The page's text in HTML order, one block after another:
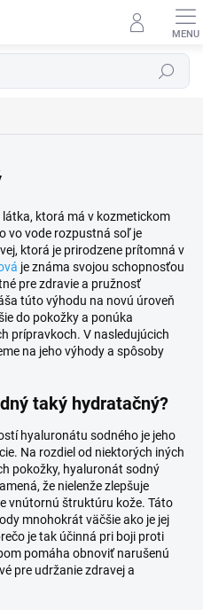
Hľadať
ktorá má v kozmetickom
vo vode rozpustná soľ je
ktorá je prirodzene prítomná v
je známa svojou schopnosťou
pre zdravie a pružnosť
túto výhodu na novú úroveň
do pokožky a ponúka
prípravkoch. V nasledujúcich
na jeho výhody a spôsoby
taký hydratačný?
hyaluronátu sodného je jeho
Na rozdiel od niektorých iných
pokožky, hyaluronát sodný
že nielenže zlepšuje
vnútornú štruktúru kože. Táto
mnohokrát väčšie ako je jej
je tak účinná pri boji proti
pomáha obnoviť narušenú
pre udržanie zdravej a